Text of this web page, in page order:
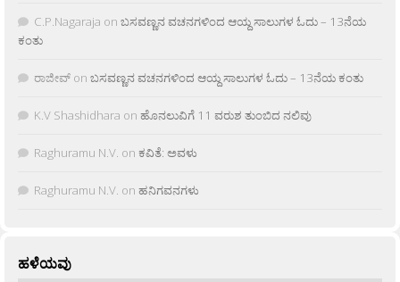
C.P.Nagaraja on ಬಸವಣ್ಣನ ವಚನಗಳಿಂದ ಆಯ್ದ ಸಾಲುಗಳ ಓದು – 13ನೆಯ
ಕಂತು
ರಾಜೀವ್ on ಬಸವಣ್ಣನ ವಚನಗಳಿಂದ ಆಯ್ದ ಸಾಲುಗಳ ಓದು – 13ನೆಯ ಕಂತು
K.V Shashidhara on ಹೊನಲುವಿಗೆ 11 ವರುಶ ತುಂಬಿದ ನಲಿವು
Raghuramu N.V. on ಕವಿತೆ: ಅವಳು
Raghuramu N.V. on ಹನಿಗವನಗಳು
ಹಳೆಯವು